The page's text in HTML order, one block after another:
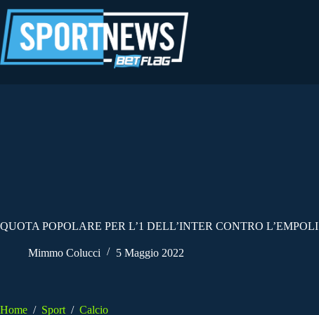
al
contenuto
QUOTA POPOLARE PER L’1 DELL’INTER CONTRO L’EMPOLI
Mimmo Colucci 5 Maggio 2022
Home / Sport / Calcio